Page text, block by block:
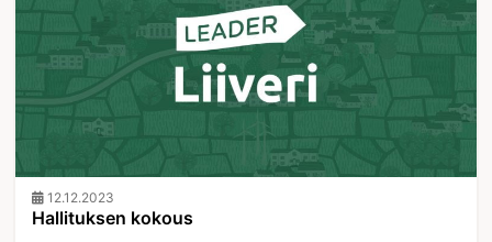
12.12.2023
Hallituksen kokous